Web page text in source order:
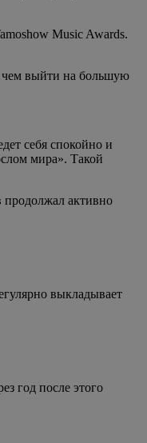
Music Awards.
чем выйти на большую
себя спокойно и
мира». Такой
продолжал активно
выкладывает
год после этого